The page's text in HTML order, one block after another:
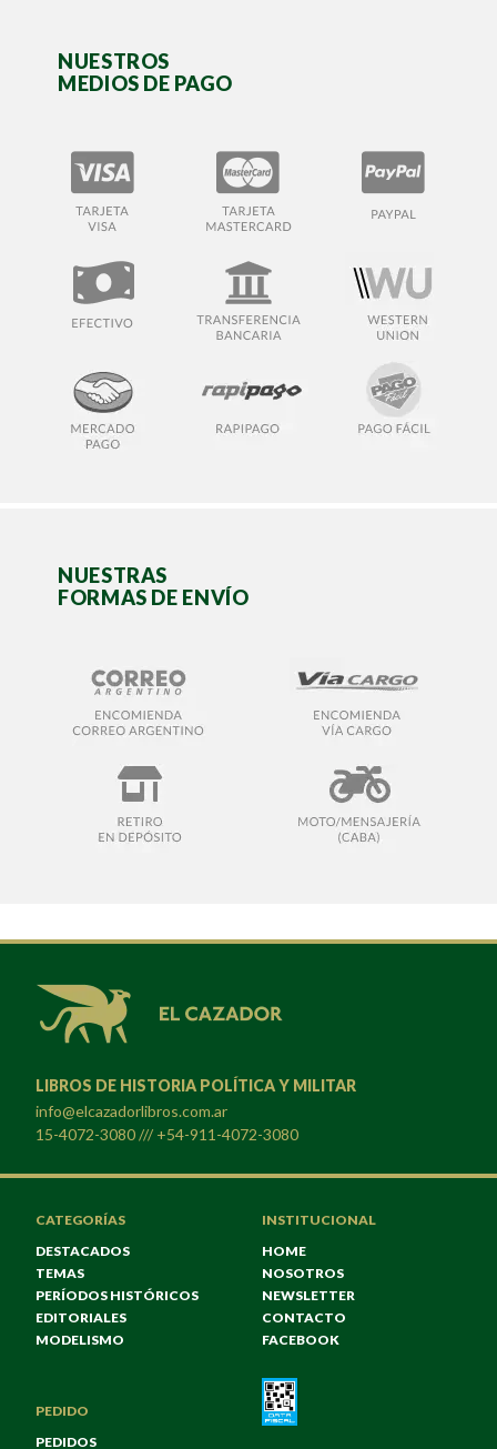
NUESTROS
MEDIOS DE PAGO
NUESTRAS
FORMAS DE ENVÍO
LIBROS DE HISTORIA POLÍTICA Y MILITAR
info@elcazadorlibros.com.ar
15-4072-3080 /// +54-911-4072-3080
CATEGORÍAS
DESTACADOS
TEMAS
PERÍODOS HISTÓRICOS
EDITORIALES
MODELISMO
INSTITUCIONAL
HOME
NOSOTROS
NEWSLETTER
CONTACTO
FACEBOOK
PEDIDO
PEDIDOS